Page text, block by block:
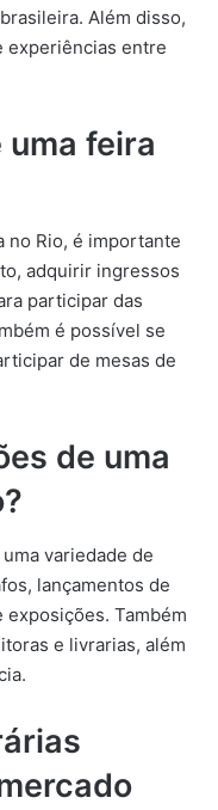
Além disso,
experiências entre
feira
no Rio, é importante
adquirir ingressos
participar das
é possível se
de mesas de
de uma
variedade de
lançamentos de
Também
e livrarias, além